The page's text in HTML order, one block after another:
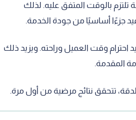
بالوقت المتفق عليه. لذلك
أساسيًا من جودة الخدمة.
وقت العميل وراحته. ويزيد ذلك
تتحقق نتائج مرضية من أول مرة.